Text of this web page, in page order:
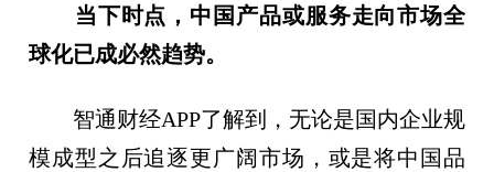
当下时点，中国产品或服务走向市场全
球化已成必然趋势。
智通财经APP了解到，无论是国内企业规
模成型之后追逐更广阔市场，或是将中国品